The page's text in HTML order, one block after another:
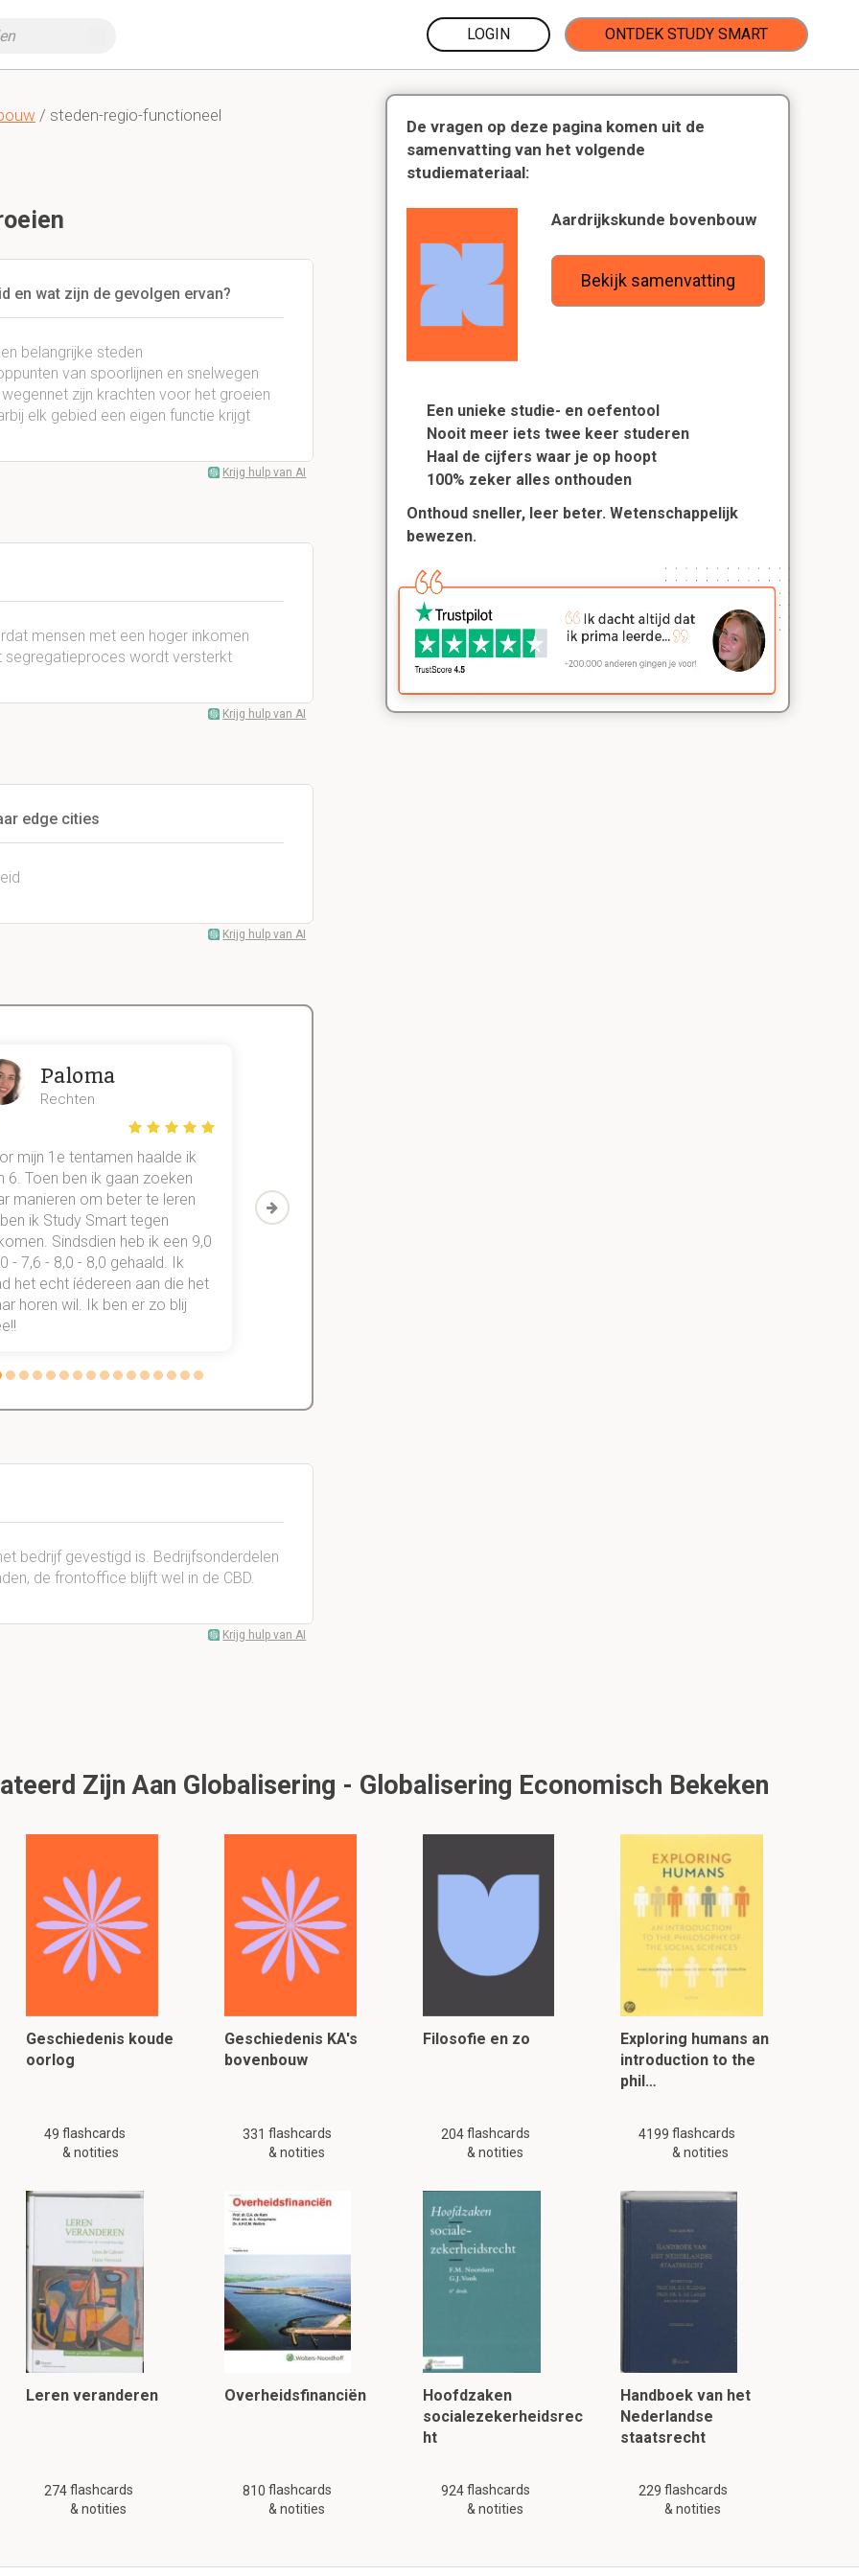
LOGIN ONTDEK STUDY SMART
/ steden-regio-functioneel
en wat zijn de gevolgen ervan?
belangrijke steden
van spoorlijnen en snelwegen
zijn krachten voor het groeien
elk gebied een eigen functie krijgt
Krijg hulp van AI
mensen met een hoger inkomen
segregatieproces wordt versterkt
Krijg hulp van AI
edge cities
Krijg hulp van AI
Paloma
Rechten
mijn 1e tentamen haalde ik
6. Toen ben ik gaan zoeken
manieren om beter te leren
ik Study Smart tegen
Sindsdien heb ik een 9,0
- 7,6 - 8,0 - 8,0 gehaald. Ik
het echt íédereen aan die het
horen wil. Ik ben er zo blij
vakken. Sinds ik mijn
aantekeningen digitaal maak in
bedrijf gevestigd is. Bedrijfsonderdelen
de frontoffice blijft wel in de CBD.
Krijg hulp van AI
De vragen op deze pagina komen uit de
samenvatting van het volgende
studiemateriaal:
Aardrijkskunde bovenbouw
Bekijk samenvatting
Een unieke studie- en oefentool
Nooit meer iets twee keer studeren
Haal de cijfers waar je op hoopt
100% zeker alles onthouden
Onthoud sneller, leer beter. Wetenschappelijk
bewezen.
Zijn Aan Globalisering - Globalisering Economisch Bekeken
Geschiedenis koude
oorlog
49 flashcards
& notities
Geschiedenis KA's
bovenbouw
331 flashcards
& notities
Filosofie en zo
204 flashcards
& notities
Exploring humans an
introduction to the
phil…
4199 flashcards
& notities
Leren veranderen
274 flashcards
& notities
Overheidsfinanciën
810 flashcards
& notities
Hoofdzaken
socialezekerheidsrec
ht
924 flashcards
& notities
Handboek van het
Nederlandse
staatsrecht
229 flashcards
& notities